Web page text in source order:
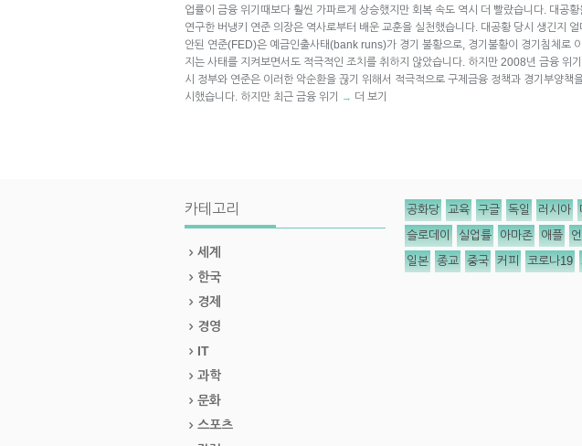
업률이 금융 위기때보다 훨씬 가파르게 상승했지만 회복 속도 역시 더 빨랐습니다. 대공황
연구한 버냉키 연준 의장은 역사로부터 배운 교훈을 실천했습니다. 대공황 당시 생긴지 얼
안된 연준(FED)은 예금인출사태(bank runs)가 경기 불황으로, 경기불황이 경기침체로
지는 사태를 지켜보면서도 적극적인 조치를 취하지 않았습니다. 하지만 2008년 금융 위
시 정부와 연준은 이러한 악순환을 끊기 위해서 적극적으로 구제금융 정책과 경기부양책
시했습니다. 하지만 최근 금융 위기
→ 더 보기
카테고리
세계
한국
경제
경영
IT
과학
문화
스포츠
공화당 교육 구글 독일 러시아
슬로데이 실업률 아마존 애플
일본 종교 중국 커피 코로나19